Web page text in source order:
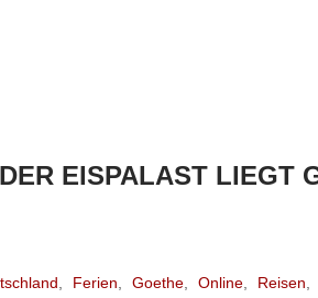
EISPALAST LIEGT
, Ferien, Goethe, Online, Reisen,